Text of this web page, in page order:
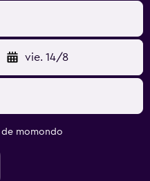
vie. 14/8
de momondo